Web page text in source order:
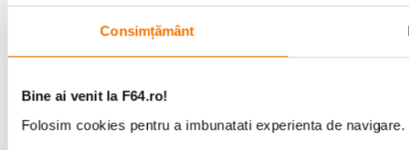
Consimțământ
Bine ai venit la F64.ro!
Folosim cookies pentru a imbunatati experienta de